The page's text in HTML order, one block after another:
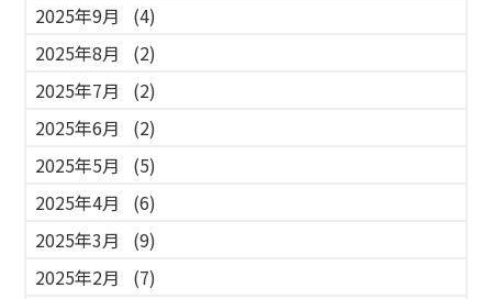
2025年9月
(4)
2025年8月
(2)
2025年7月
(2)
2025年6月
(2)
2025年5月
(5)
2025年4月
(6)
2025年3月
(9)
2025年2月
(7)